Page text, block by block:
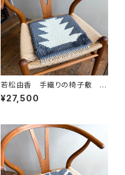
若松由香 手織りの椅子敷 新
柄
¥27,500